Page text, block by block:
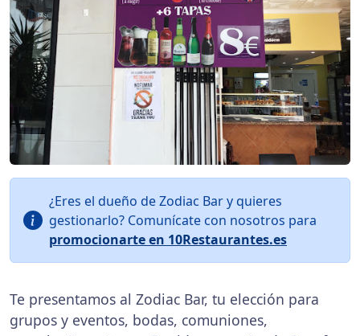
¿Eres el dueño de Zodiac Bar y quieres
gestionarlo? Comunícate con nosotros para
promocionarte en 10Restaurantes.es
Te presentamos al Zodiac Bar, tu elección para
grupos y eventos, bodas, comuniones,